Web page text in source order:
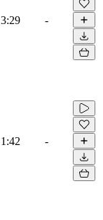
3:29 -
1:42 -